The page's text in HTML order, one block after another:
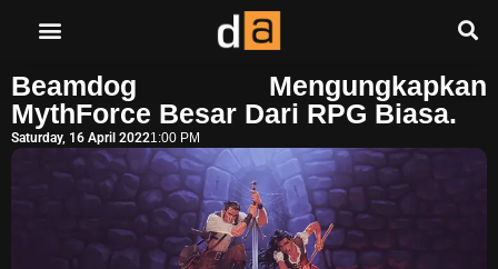
Beamdog Mengungkapkan
MythForce Besar Dari RPG Biasa.
Saturday, 16 April 20221:00 PM